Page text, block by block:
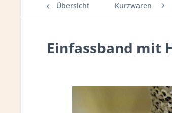
Übersicht Kurzwaren
Einfassband mit